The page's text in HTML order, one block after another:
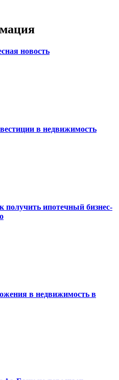
новость
в недвижимость
получить ипотечный бизнес-
в недвижимость в